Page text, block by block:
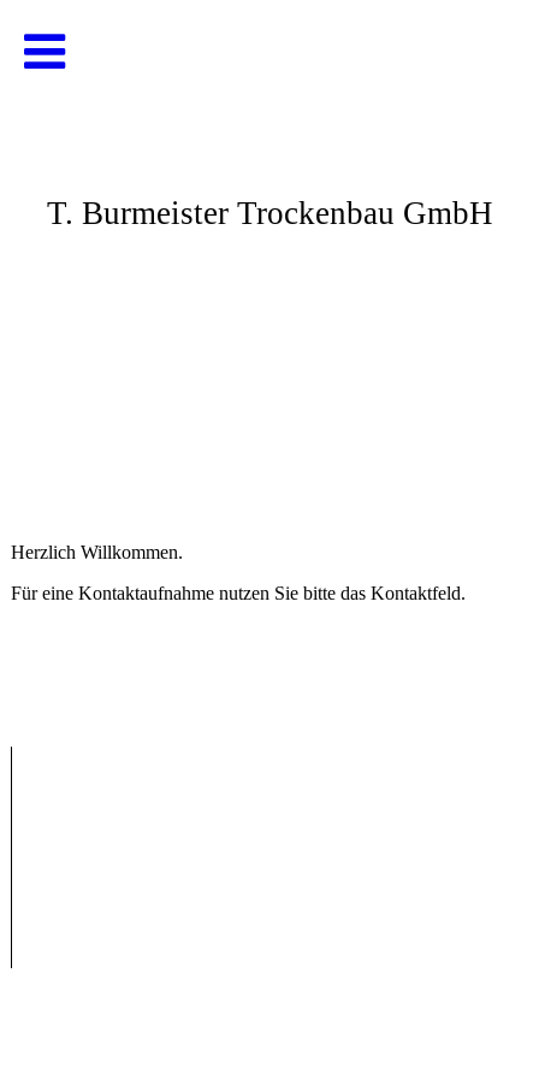
Herzlich Willkommen.
Für eine Kontaktaufnahme nutzen Sie bitte das Kontaktfeld.
T. Burmeister Trockenbau GmbH